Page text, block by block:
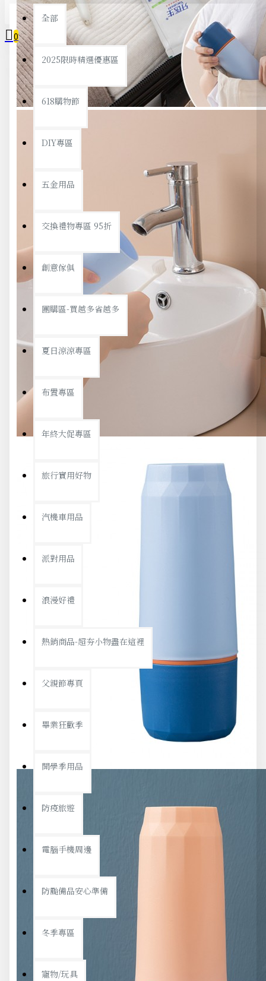
全部
2025限時精選優惠區
618購物節
DIY專區
五金用品
交換禮物專區 95折
創意傢俱
團購區-買越多省越多
夏日涼涼專區
布置專區
年終大促專區
旅行實用好物
汽機車用品
派對用品
浪漫好禮
熱銷商品-超夯小物盡在這裡
父親節專頁
畢業狂歡季
開學季用品
防疫旅遊
電腦手機周邊
防颱備品安心準備
冬季專區
寵物/玩具
0
您的購物車內沒有商品！